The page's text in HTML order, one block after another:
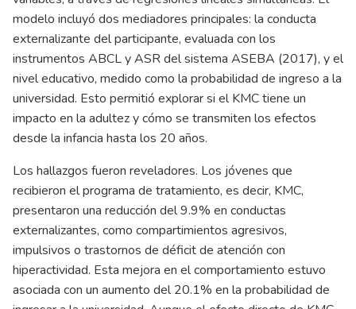
modelo incluyó dos mediadores principales: la conducta
externalizante del participante, evaluada con los
instrumentos ABCL y ASR del sistema ASEBA (2017), y el
nivel educativo, medido como la probabilidad de ingreso a la
universidad. Esto permitió explorar si el KMC tiene un
impacto en la adultez y cómo se transmiten los efectos
desde la infancia hasta los 20 años.
Los hallazgos fueron reveladores. Los jóvenes que
recibieron el programa de tratamiento, es decir, KMC,
presentaron una reducción del 9.9% en conductas
externalizantes, como compartimientos agresivos,
impulsivos o trastornos de déficit de atención con
hiperactividad. Esta mejora en el comportamiento estuvo
asociada con un aumento del 20.1% en la probabilidad de